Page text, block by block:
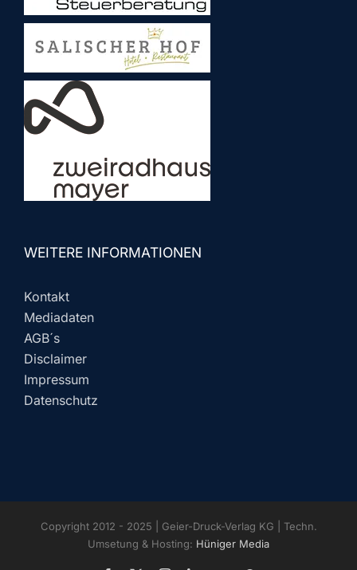
WEITERE INFORMATIONEN
Kontakt
Mediadaten
AGB´s
Disclaimer
Impressum
Datenschutz
Copyright 2012 - 2025 | Geier-Druck-Verlag KG | Techn.
Umsetung & Hosting: Hüniger Media